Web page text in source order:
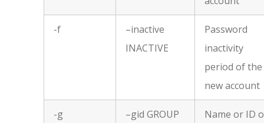
-f
–inactive
INACTIVE
Password
inactivity
period of the
new account
-g –gid GROUP
Name or ID